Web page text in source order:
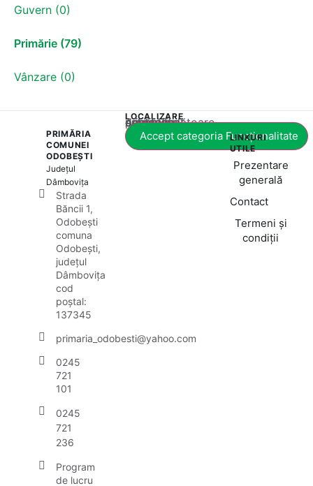
Guvern (0)
Primărie (79)
Vânzare (0)
PRIMĂRIA
COMUNEI
ODOBEȘTI
Județul
Dâmbovița
Strada
Băncii 1,
Odobești
comuna
Odobești,
județul
Dâmbovița
cod
poștal:
137345
primaria_odobesti@yahoo.com
0245
721
101
0245
721
236
Program
de lucru
LOCALIZARE
Acest conținut este blocat până când acceptați categoria corespunzătoare de cookie-uri.
Accept categoria Funcționalitate
LINKURI
UTILE
Prezentare
generală
Contact
Termeni și
condiții